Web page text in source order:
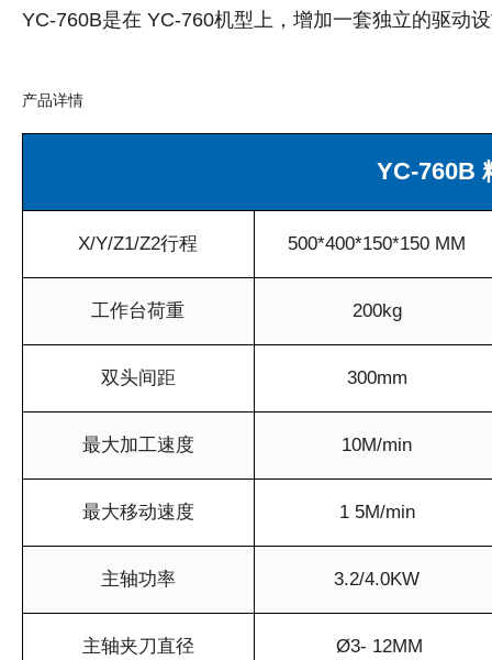
YC-760B是在 YC-760机型上，增加一套独立的驱动
产品详情
YC-760B
X/Y/Z1/Z2行程 500*400*150*150 MM
工作台荷重 200kg
双头间距 300mm
最大加工速度 10M/min
最大移动速度 1 5M/min
主轴功率 3.2/4.0KW
主轴夹刀直径 Ø3- 12MM